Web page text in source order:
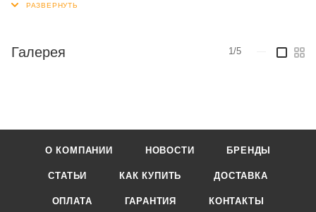
Галерея 1/5
О КОМПАНИИ НОВОСТИ БРЕНДЫ
СТАТЬИ КАК КУПИТЬ ДОСТАВКА
ОПЛАТА ГАРАНТИЯ КОНТАКТЫ